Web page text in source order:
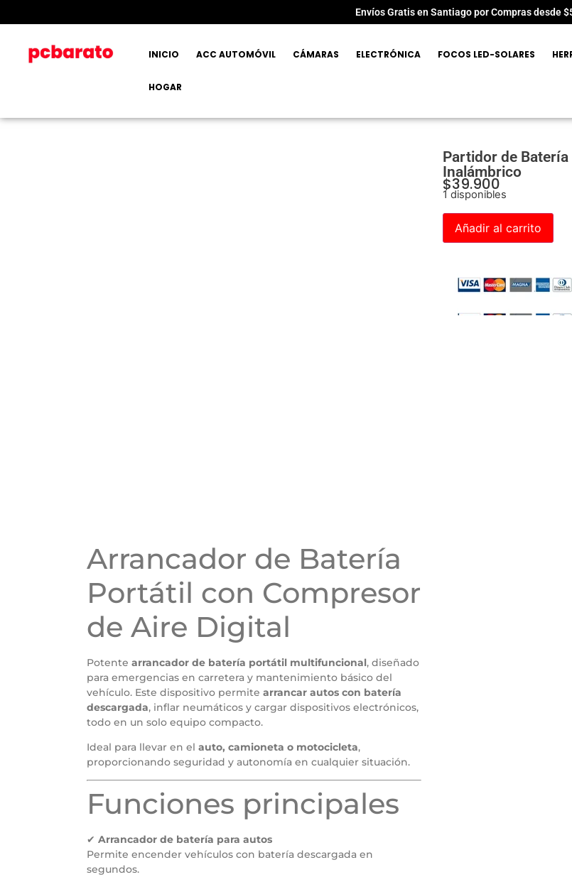
Envíos Gratis en Santiago por Compras desde
INICIO ACC AUTOMÓVIL CÁMARAS ELECTRÓNICA FOCOS LED-SOLARES
HOGAR
Arrancador de Batería
Portátil con Compresor
de Aire Digital
Potente arrancador de batería portátil multifuncional, diseñado
para emergencias en carretera y mantenimiento básico del
vehículo. Este dispositivo permite arrancar autos con batería
descargada, inflar neumáticos y cargar dispositivos electrónicos,
todo en un solo equipo compacto.
Ideal para llevar en el auto, camioneta o motocicleta,
proporcionando seguridad y autonomía en cualquier situación.
Funciones principales
✔ Arrancador de batería para autos
Permite encender vehículos con batería descargada en
segundos.
Partidor de
Inalámbrico
$39.900
1 disponibles
Añadir al carrito